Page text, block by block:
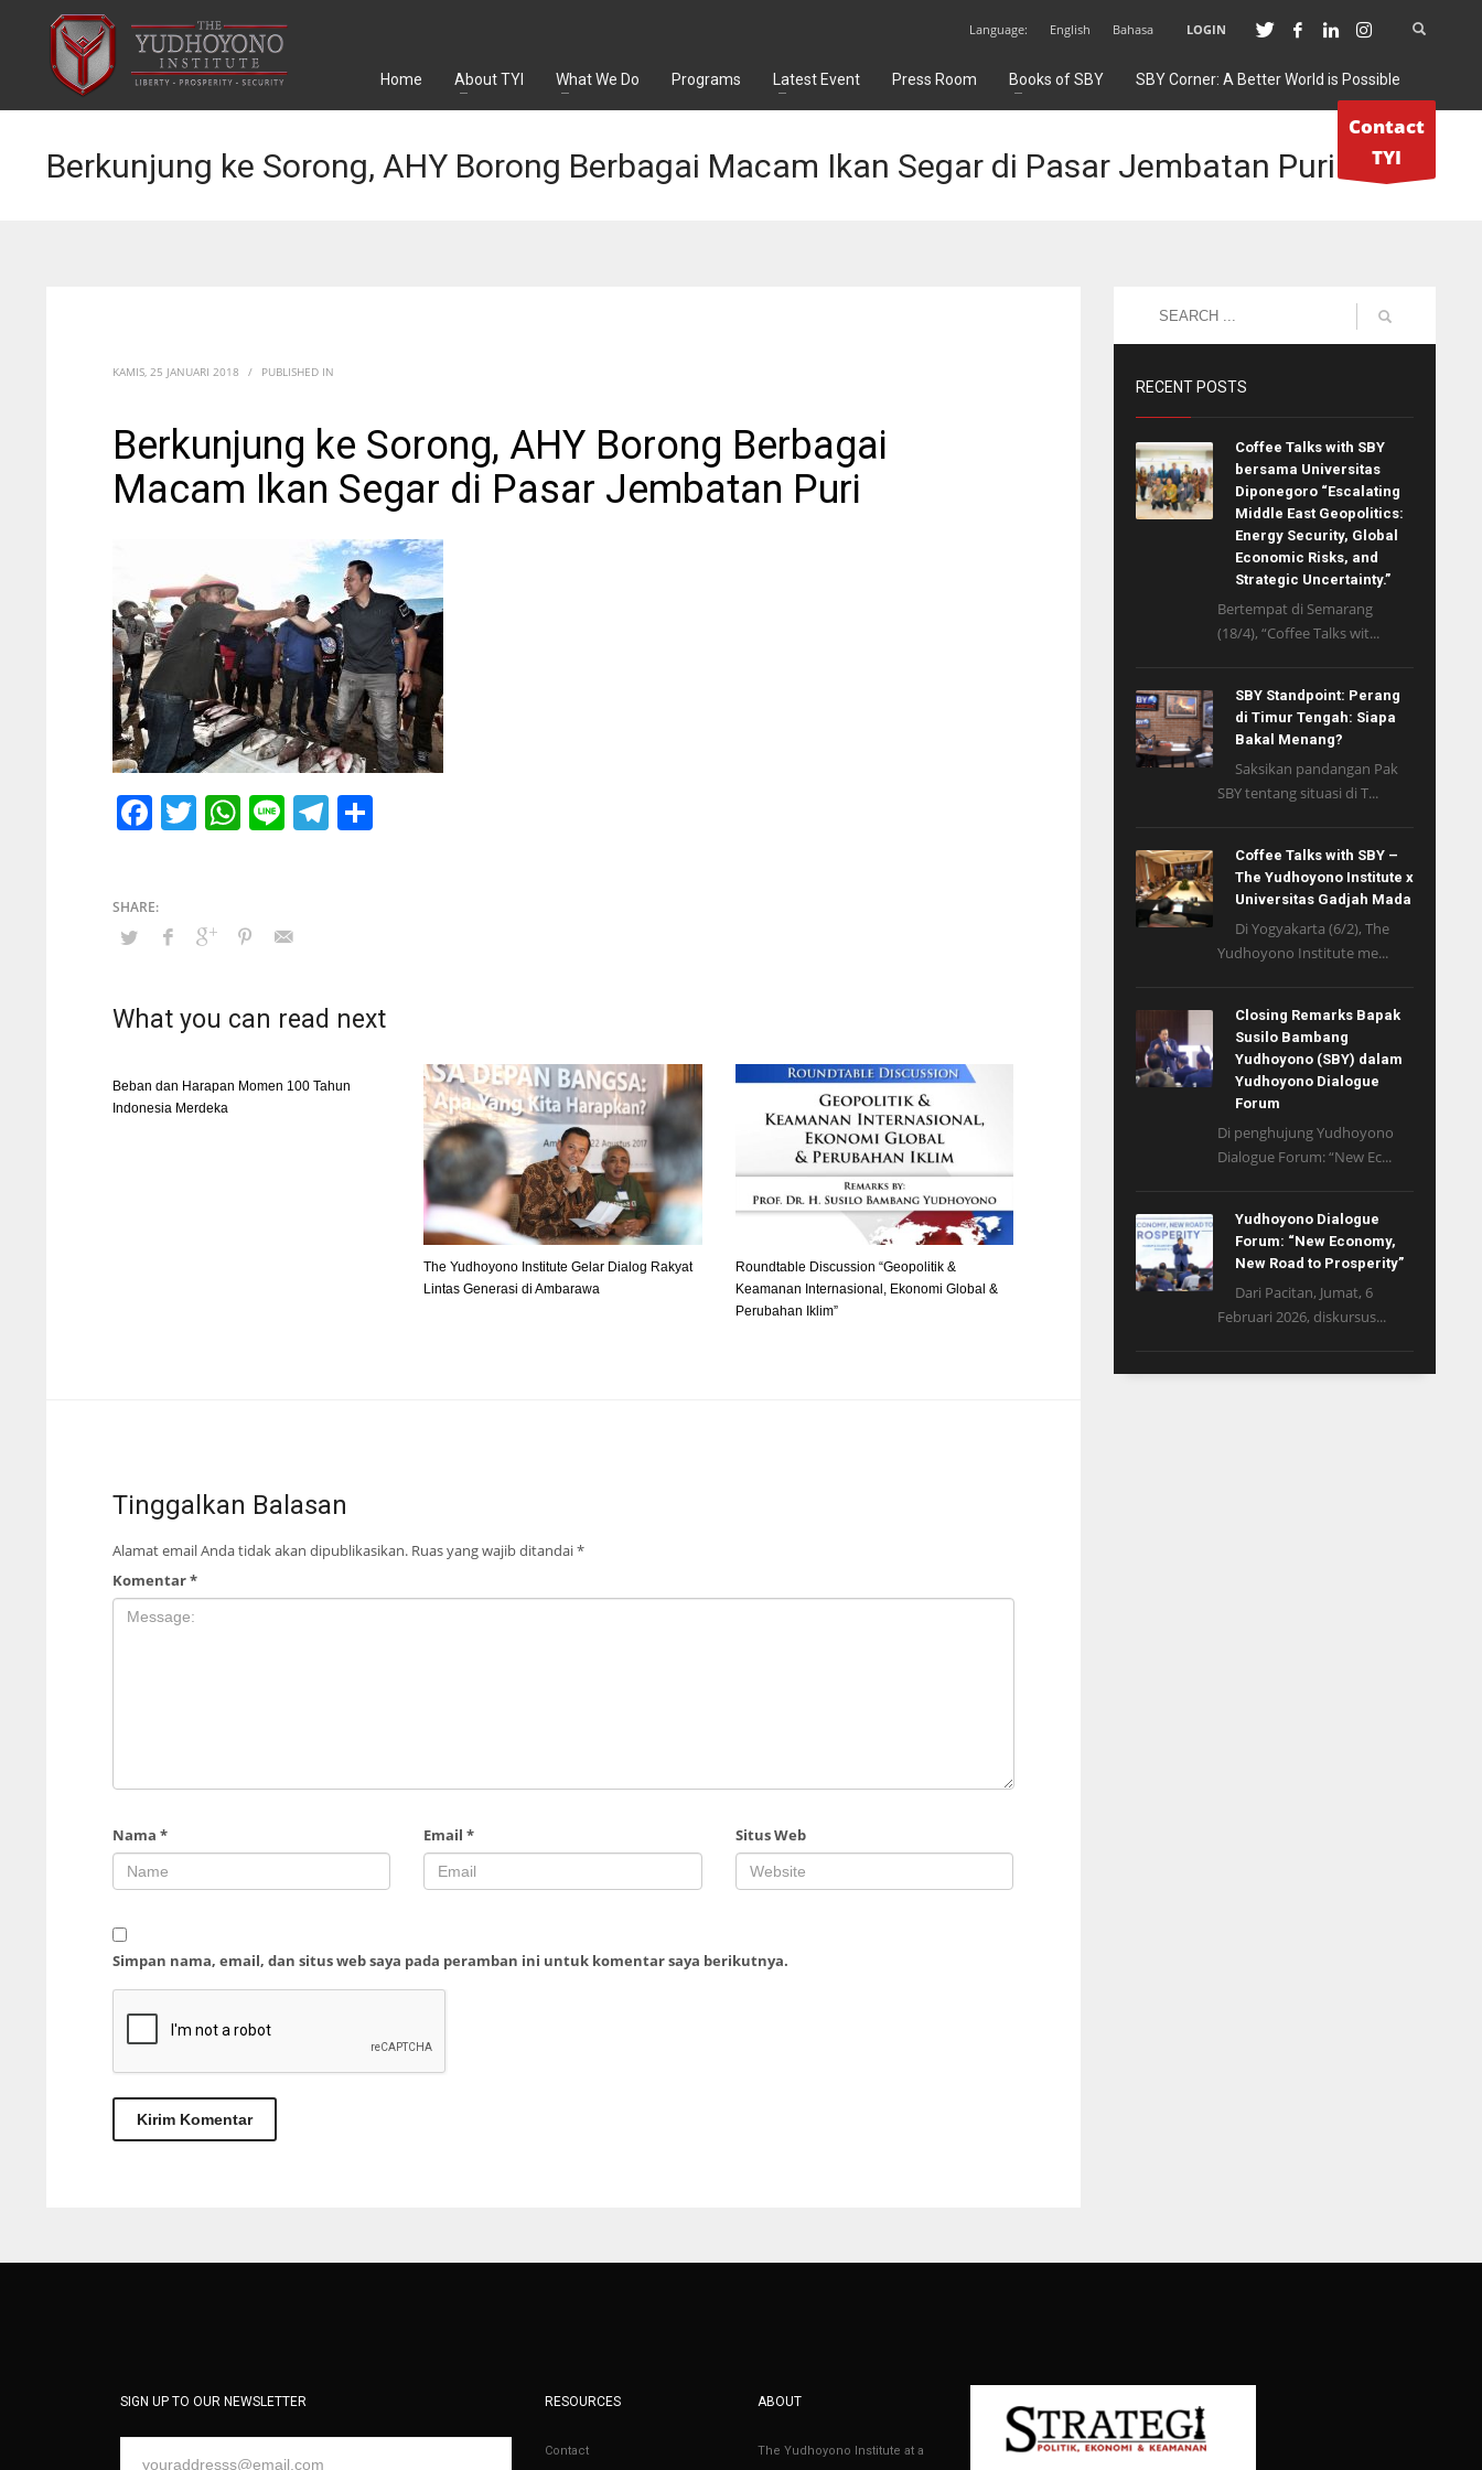
Language: English Bahasa LOGIN
Home About TYI What We Do Programs Latest Event Press Room Books of SBY SBY Corner: A Better World is Possible
Contact
TYI
Berkunjung ke Sorong, AHY Borong Berbagai Macam Ikan Segar di Pasar Jembatan Puri
KAMIS, 25 JANUARI 2018 / PUBLISHED IN
Berkunjung ke Sorong, AHY Borong Berbagai
Macam Ikan Segar di Pasar Jembatan Puri
Facebook
Twitter
WhatsApp
LineTelegram
What you can read next
Beban dan Harapan Momen 100 Tahun
Indonesia Merdeka
The Yudhoyono Institute Gelar Dialog Rakyat
Lintas Generasi di Ambarawa
Roundtable Discussion “Geopolitik &
Keamanan Internasional, Ekonomi Global &
Perubahan Iklim”
Tinggalkan Balasan
Alamat email Anda tidak akan dipublikasikan. Ruas yang wajib ditandai*
Komentar*
Nama * Email* Situs Web
Simpan nama, email, dan situs web saya pada peramban ini untuk komentar saya berikutnya.
RECENT POSTS
Coffee Talks with SBY
bersama Universitas
Diponegoro “Escalating
Middle East Geopolitics:
Energy Security, Global
Economic Risks, and
Strategic Uncertainty.”
Bertempat di Semarang
(18/4), “Coffee Talks wit...
SBY Standpoint: Perang
di Timur Tengah: Siapa
Bakal Menang?
Saksikan pandangan Pak
SBY tentang situasi di T...
Coffee Talks with SBY –
The Yudhoyono Institute x
Universitas Gadjah Mada
Di Yogyakarta (6/2), The
Yudhoyono Institute me...
Closing Remarks Bapak
Susilo Bambang
Yudhoyono (SBY) dalam
Yudhoyono Dialogue
Forum
Di penghujung Yudhoyono
Dialogue Forum: “New Ec...
Yudhoyono Dialogue
Forum: “New Economy,
New Road to Prosperity”
Dari Pacitan, Jumat, 6
Februari 2026, diskursus...
SIGN UP TO OUR NEWSLETTER RESOURCES
Contact
ABOUT
The Yudhoyono Institute at a